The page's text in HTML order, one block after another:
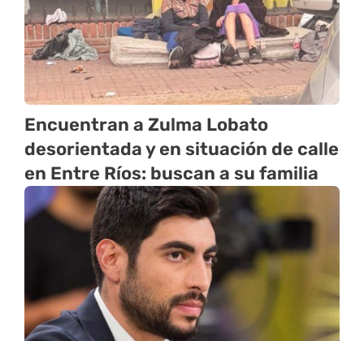
Encuentran a Zulma Lobato
desorientada y en situación de calle
en Entre Ríos: buscan a su familia